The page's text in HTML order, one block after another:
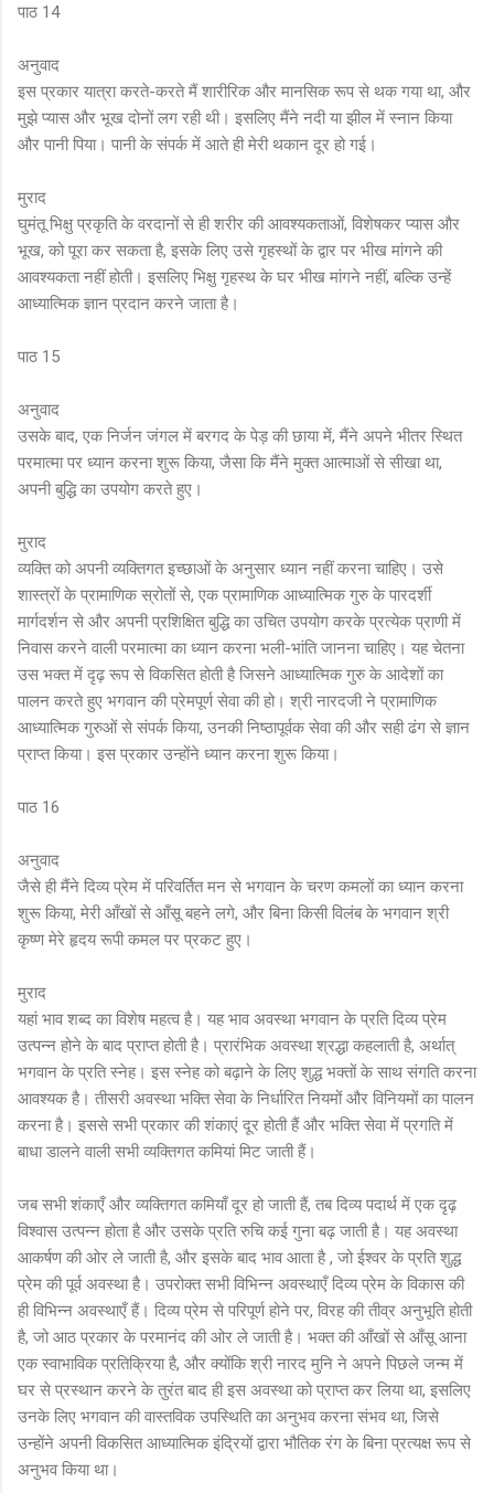
पाठ 14
अनुवाद
इस प्रकार यात्रा करते-करते मैं शारीरिक और मानसिक रूप से थक गया था, और
मुझे प्यास और भूख दोनों लग रही थी। इसलिए मैंने नदी या झील में स्नान किया
और पानी पिया। पानी के संपर्क में आते ही मेरी थकान दूर हो गई।
मुराद
घुमंतू भिक्षु प्रकृति के वरदानों से ही शरीर की आवश्यकताओं, विशेषकर प्यास और
भूख, को पूरा कर सकता है, इसके लिए उसे गृहस्थों के द्वार पर भीख मांगने की
आवश्यकता नहीं होती। इसलिए भिक्षु गृहस्थ के घर भीख मांगने नहीं, बल्कि उन्हें
आध्यात्मिक ज्ञान प्रदान करने जाता है।
पाठ 15
अनुवाद
उसके बाद, एक निर्जन जंगल में बरगद के पेड़ की छाया में, मैंने अपने भीतर स्थित
परमात्मा पर ध्यान करना शुरू किया, जैसा कि मैंने मुक्त आत्माओं से सीखा था,
अपनी बुद्धि का उपयोग करते हुए।
मुराद
व्यक्ति को अपनी व्यक्तिगत इच्छाओं के अनुसार ध्यान नहीं करना चाहिए। उसे
शास्त्रों के प्रामाणिक स्रोतों से, एक प्रामाणिक आध्यात्मिक गुरु के पारदर्शी
मार्गदर्शन से और अपनी प्रशिक्षित बुद्धि का उचित उपयोग करके प्रत्येक प्राणी में
निवास करने वाली परमात्मा का ध्यान करना भली-भांति जानना चाहिए। यह चेतना
उस भक्त में दृढ़ रूप से विकसित होती है जिसने आध्यात्मिक गुरु के आदेशों का
पालन करते हुए भगवान की प्रेमपूर्ण सेवा की हो। श्री नारदजी ने प्रामाणिक
आध्यात्मिक गुरुओं से संपर्क किया, उनकी निष्ठापूर्वक सेवा की और सही ढंग से ज्ञान
प्राप्त किया। इस प्रकार उन्होंने ध्यान करना शुरू किया।
पाठ 16
अनुवाद
जैसे ही मैंने दिव्य प्रेम में परिवर्तित मन से भगवान के चरण कमलों का ध्यान करना
शुरू किया, मेरी आँखों से आँसू बहने लगे, और बिना किसी विलंब के भगवान श्री
कृष्ण मेरे हृदय रूपी कमल पर प्रकट हुए।
मुराद
यहां भाव शब्द का विशेष महत्व है। यह भाव अवस्था भगवान के प्रति दिव्य प्रेम
उत्पन्न होने के बाद प्राप्त होती है। प्रारंभिक अवस्था श्रद्धा कहलाती है, अर्थात्
भगवान के प्रति स्नेह। इस स्नेह को बढ़ाने के लिए शुद्ध भक्तों के साथ संगति करना
आवश्यक है। तीसरी अवस्था भक्ति सेवा के निर्धारित नियमों और विनियमों का पालन
करना है। इससे सभी प्रकार की शंकाएं दूर होती हैं और भक्ति सेवा में प्रगति में
बाधा डालने वाली सभी व्यक्तिगत कमियां मिट जाती हैं।
जब सभी शंकाएँ और व्यक्तिगत कमियाँ दूर हो जाती हैं, तब दिव्य पदार्थ में एक दृढ़
विश्वास उत्पन्न होता है और उसके प्रति रुचि कई गुना बढ़ जाती है। यह अवस्था
आकर्षण की ओर ले जाती है, और इसके बाद भाव आता है , जो ईश्वर के प्रति शुद्ध
प्रेम की पूर्व अवस्था है। उपरोक्त सभी विभिन्न अवस्थाएँ दिव्य प्रेम के विकास की
ही विभिन्न अवस्थाएँ हैं। दिव्य प्रेम से परिपूर्ण होने पर, विरह की तीव्र अनुभूति होती
है, जो आठ प्रकार के परमानंद की ओर ले जाती है। भक्त की आँखों से आँसू आना
एक स्वाभाविक प्रतिक्रिया है, और क्योंकि श्री नारद मुनि ने अपने पिछले जन्म में
घर से प्रस्थान करने के तुरंत बाद ही इस अवस्था को प्राप्त कर लिया था, इसलिए
उनके लिए भगवान की वास्तविक उपस्थिति का अनुभव करना संभव था, जिसे
उन्होंने अपनी विकसित आध्यात्मिक इंद्रियों द्वारा भौतिक रंग के बिना प्रत्यक्ष रूप से
अनुभव किया था।